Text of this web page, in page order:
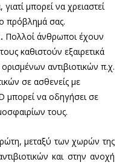
μπορεί να χρειαστεί
πρόβλημά σας.
Πολλοί άνθρωποι έχουν
καθιστούν εξαιρετικά
αντιβιοτικών π.χ.
σε ασθενείς με
μπορεί να οδηγήσει σε
τους.
μεταξύ των χωρών της
και στην ανοχή